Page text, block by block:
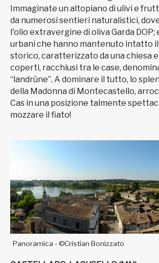
Immaginate un altopiano di ulivi e
da numerosi sentieri naturalistici,
l'olio extravergine di oliva Garda DOP;
urbani che hanno mantenuto intatto
storico, caratterizzato da una chiesa
coperti, racchiusi tra le case,
“landrùne”. A dominare il tutto, lo
della Madonna di Montecastello,
Cas in una posizione talmente
mozzare il fiato!
Panoramica - ©Cristian Bonizzato